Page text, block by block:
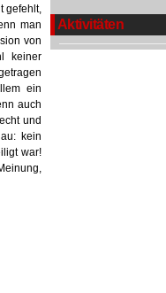
Aktivitäten
gefehlt,
man
von
keiner
ein
auch
und
kein
war!